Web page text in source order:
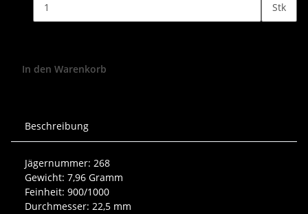
Stk
In den Warenkorb
Beschreibung
Jägernummer: 268
Gewicht: 7,96 Gramm
Feinheit: 900/1000
Durchmesser: 22,5 mm